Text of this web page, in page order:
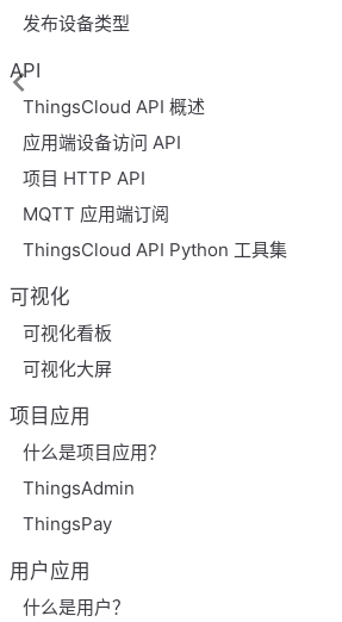
发布设备类型
API
ThingsCloud API 概述
应用端设备访问 API
项目 HTTP API
MQTT 应用端订阅
ThingsCloud API Python 工具集
可视化
可视化看板
可视化大屏
项目应用
什么是项目应用？
ThingsAdmin
ThingsPay
用户应用
什么是用户？